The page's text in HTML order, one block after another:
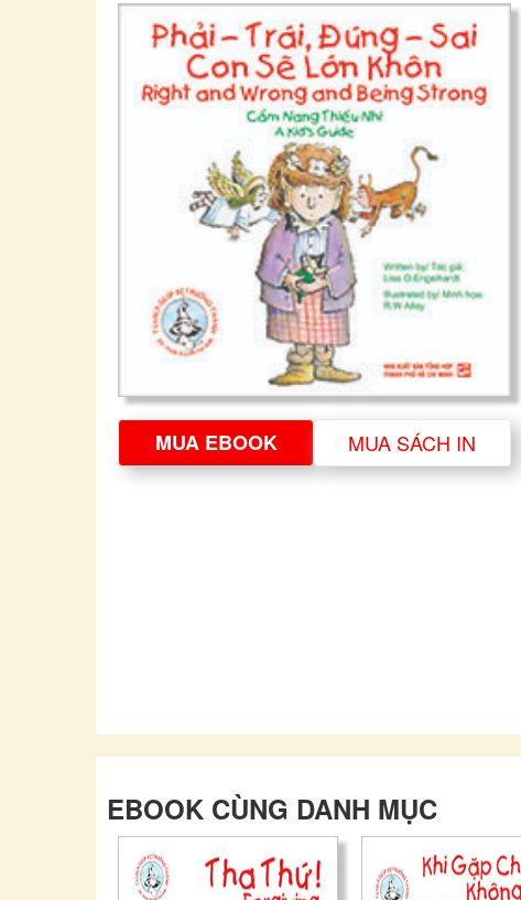
MUA EBOOK MUA SÁCH IN
EBOOK CÙNG DANH MỤC